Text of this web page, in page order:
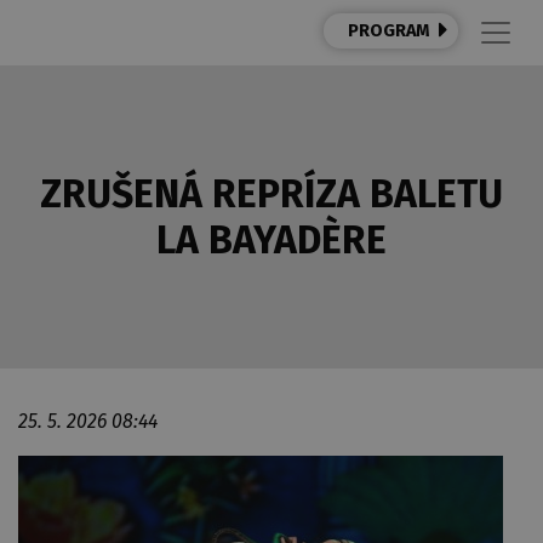
PROGRAM
ZRUŠENÁ REPRÍZA BALETU
LA BAYADÈRE
25. 5. 2026 08:44